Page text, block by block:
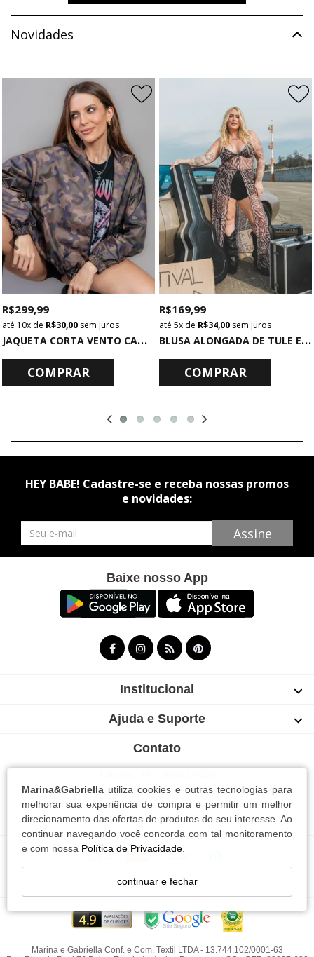
Marina&Gabriella utiliza cookies e outras tecnologias para
melhorar sua experiência de compra e permitir um melhor
direcionamento das ofertas de produtos do seu interesse. Ao
continuar navegando você concorda com tal monitoramento
e com nossa Política de Privacidade.
continuar e fechar
Novidades
J
AQUETA CORTA VENTO CAMUFLADA
R$ 299,99
10x de R$ 30,00 sem juros
COMPRAR
B
LUSA ALONGADA DE TULE ESTAMPADO
R$ 169,99
5x de R$ 34,00 sem juros
COMPRAR
HEY BABE! Cadastre-se e receba nossas promos
e novidades:
Newsletter Assine
Baixe nosso App
Institucional
Ajuda e Suporte
Contato
WhatsApp: (47) 98832-0224
Blumenau | Santa Catarina
Marina e Gabriella Conf. e Com. Textil LTDA - 13.744.102/0001-63